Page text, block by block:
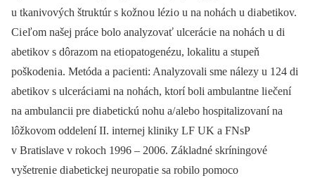
u tkanivových štruktúr s kožno u lézi o u na nohách u di abetikov.
Ci eľom našej práce bolo analyzovať ulceráci e na nohách u di
abetikov s dôrazom na eti opatogenézu, lokalitu a stupeň
poškodeni a. Metóda a paci enti: Analyzovali sme nálezy u 124 di
abetikov s ulceráci ami na nohách, ktorí boli ambulantne li ečení
na ambulancii pre di abetickú nohu a/ alebo hospitalizovaní na
lôžkovom oddelení II. internej kliniky LF UK a FNsP
v Bratislave v rokoch 1996 –⁠ 2006. Základné skríningové
vyšetreni e di abetickej ne uropati e sa robilo pomoco